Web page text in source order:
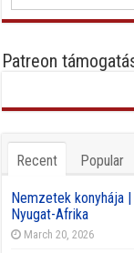
Patreon
Recent Popular
Nemzetek konyhája
Nyugat-Afrika
March 20, 2026